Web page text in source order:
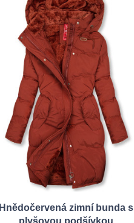
Hnědočervená zimní bunda s
plyšovou podšívkou